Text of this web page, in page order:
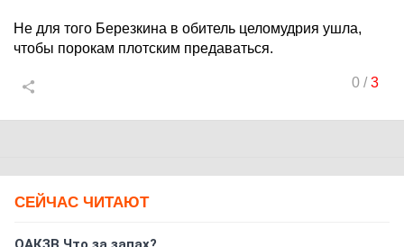
Не для того Березкина в обитель целомудрия ушла,
чтобы порокам плотским предаваться.
0/3
СЕЙЧАС ЧИТАЮТ